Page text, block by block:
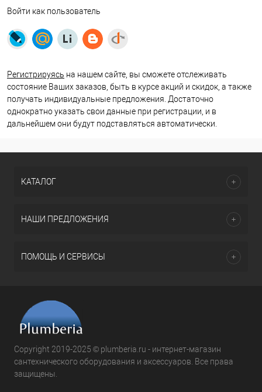
Войти как пользователь
Регистрируясь на нашем сайте, вы сможете отслеживать
состояние Ваших заказов, быть в курсе акций и скидок, а также
получать индивидуальные предложения. Достаточно
однократно указать свои данные при регистрации, и в
дальнейшем они будут подставляться автоматически.
КАТАЛОГ
НАШИ ПРЕДЛОЖЕНИЯ
ПОМОЩЬ И СЕРВИСЫ
Copyright 2019-2025 © plumberia.ru - интернет-магазин
сантехнического оборудования и аксессуаров. Все права
защищены.